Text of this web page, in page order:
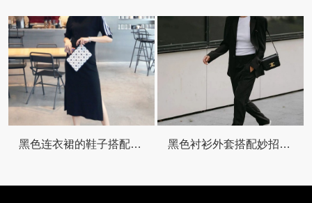
黑色连衣裙的鞋子搭配全攻略让你美出新高 黑色衬衫外套搭配妙招大公开